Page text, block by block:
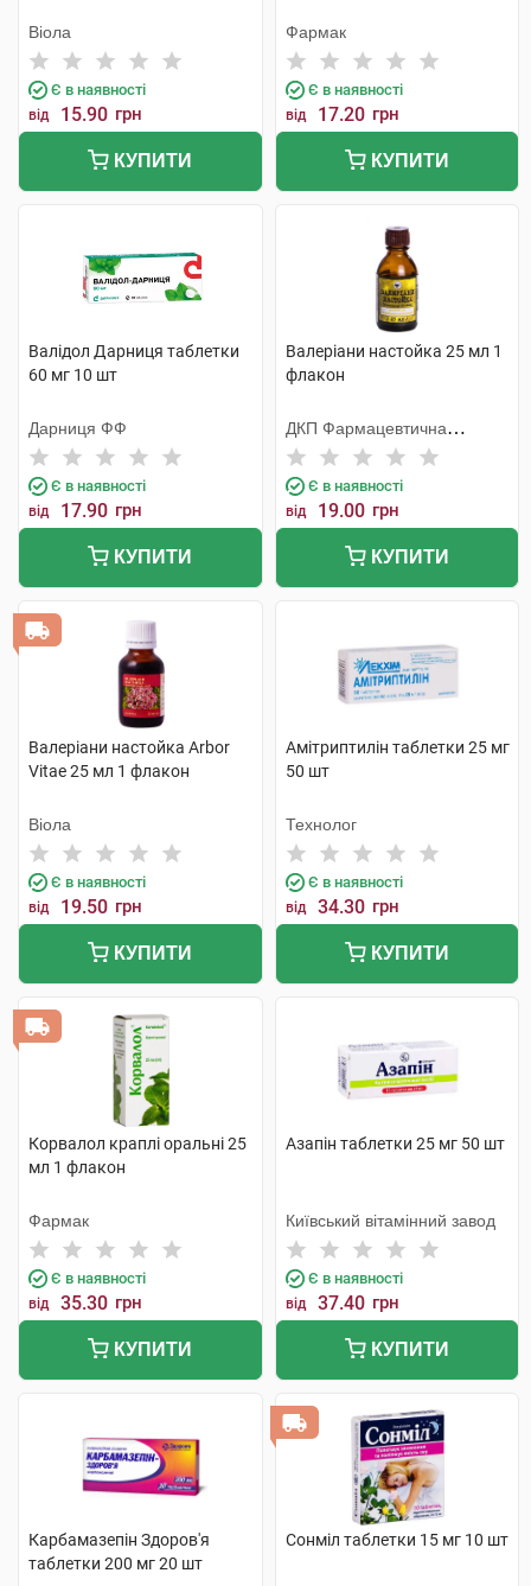
Віола
Є в наявності
від 15.90 грн
КУПИТИ
Фармак
Є в наявності
від 17.20 грн
КУПИТИ
Валідол Дарниця таблетки
60 мг 10 шт
Дарниця ФФ
Є в наявності
від 17.90 грн
КУПИТИ
Валеріани настойка 25 мл 1
флакон
ДКП Фармацевтична
фабрика
Є в наявності
від 19.00 грн
КУПИТИ
Валеріани настойка Arbor
Vitae 25 мл 1 флакон
Віола
Є в наявності
від 19.50 грн
КУПИТИ
Амітриптилін таблетки 25 мг
50 шт
Технолог
Є в наявності
від 34.30 грн
КУПИТИ
Корвалол краплі оральні 25
мл 1 флакон
Фармак
Є в наявності
від 35.30 грн
КУПИТИ
Азапін таблетки 25 мг 50 шт
Київський вітамінний завод
Є в наявності
від 37.40 грн
КУПИТИ
Карбамазепін Здоров'я
таблетки 200 мг 20 шт
Сонміл таблетки 15 мг 10 шт